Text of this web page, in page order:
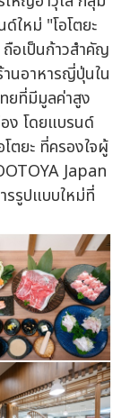
ใหม่ "โอโตยะ
อเป็นก้าวสำคัญ
นอาหารญี่ปุ่นใน
ทยที่มีมูลค่าสูง
ง โดยแบรนด์
ตยะ ที่ครองใจผู้
Japan
รรูปแบบใหม่ที่